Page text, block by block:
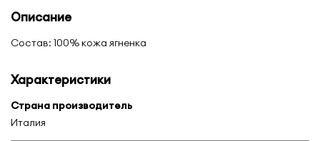
Описание
Состав: 100% кожа ягненка
Характеристики
Страна производитель
Италия